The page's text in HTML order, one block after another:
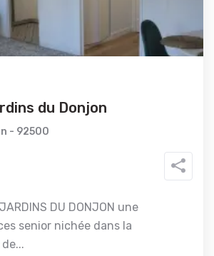
du Donjon
- 92500
DU DONJON une
senior nichée dans la